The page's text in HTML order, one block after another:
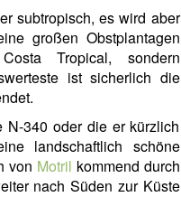
subtropisch, es wird aber
großen Obstplantagen
Tropical, sondern
ist sicherlich die
N-340 oder die er kürzlich
landschaftlich schöne
von Motril kommend durch
nach Süden zur Küste